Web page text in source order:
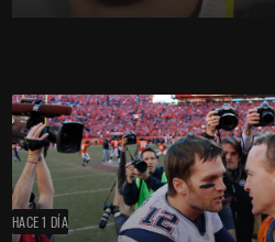
HACE 1 DÍA